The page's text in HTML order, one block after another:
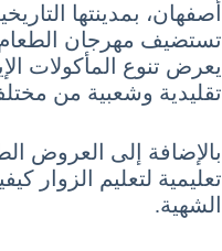
أصفهان، بمدينتها
تستضيف مهرجان
يعرض تنوع المأكولات
تقليدية وشعبية من
بالإضافة إلى العروض
تعليمية لتعليم الزوار
الشهية.